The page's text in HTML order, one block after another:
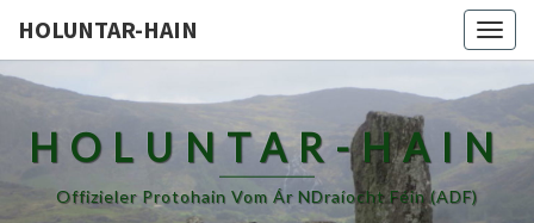
HOLUNTAR-HAIN
HOLUNTAR-HAIN
Offizieler Protohain Vom Ár NDraíocht Féin (ADF)